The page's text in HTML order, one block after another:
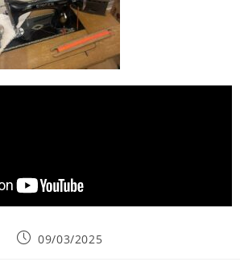
09/03/2025